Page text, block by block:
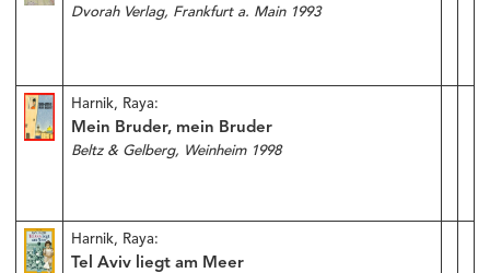
Dvorah Verlag, Frankfurt a. Main 1993
Harnik, Raya:
Mein Bruder, mein Bruder
Beltz & Gelberg, Weinheim 1998
Harnik, Raya:
Tel Aviv liegt am Meer